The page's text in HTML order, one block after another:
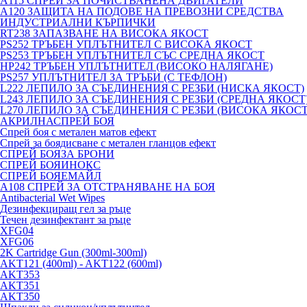
A120 ЗАЩИТА НА ПОДОВЕ НА ПРЕВОЗНИ СРЕДСТВА
ИНДУСТРИАЛНИ КЪРПИЧКИ
RT238 ЗАПАЗВАНЕ НА ВИСОКА ЯКОСТ
PS252 ТРЪБЕН УПЛЪТНИТЕЛ С ВИСОКА ЯКОСТ
PS253 ТРЪБЕН УПЛЪТНИТЕЛ СЪС СРЕДНА ЯКОСТ
HP242 ТРЪБЕН УПЛЪТНИТЕЛ (ВИСОКО НАЛЯГАНЕ)
PS257 УПЛЪТНИТЕЛ ЗА ТРЪБИ (С ТЕФЛОН)
L222 ЛЕПИЛО ЗА СЪЕДИНЕНИЯ С РЕЗБИ (НИСКА ЯКОСТ)
L243 ЛЕПИЛО ЗА СЪЕДИНЕНИЯ С РЕЗБИ (СРЕДНА
L270 ЛЕПИЛО ЗА СЪЕДИНЕНИЯ С РЕЗБИ (ВИСОКА
АКРИЛНАСПРЕЙ БОЯ
Спрей боя с метален матов ефект
Спрей за боядисване с метален гланцов ефект
СПРЕЙ БОЯЗА БРОНИ
СПРЕЙ БОЯИНОКС
СПРЕЙ БОЯЕМАЙЛ
A108 СПРЕЙ ЗА ОТСТРАНЯВАНЕ НА БОЯ
Antibacterial Wet Wipes
Дезинфекциращ гел за ръце
Течен дезинфектант за ръце
XFG04
XFG06
2K Cartridge Gun (300ml-300ml)
AKT121 (400ml) - AKT122 (600ml)
AKT353
AKT351
AKT350